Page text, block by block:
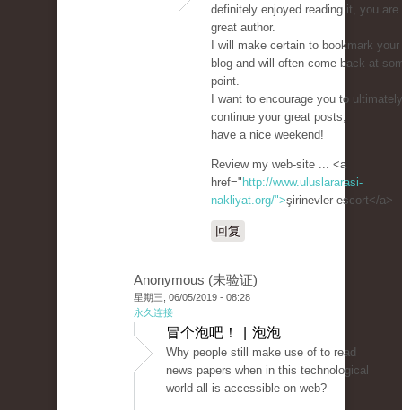
definitely enjoyed reading it, you are
great author.
I will make certain to bookmark your
blog and will often come back at
point.
I want to encourage you to ultimately
continue your great posts,
have a nice weekend!
Review my web-site ... <a
href=" http://www.uluslararasi-
nakliyat.org/">şirinevler escort</a>
回复
Anonymous (未验证)
星期三, 06/05/2019 - 08:28
永久连接
冒个泡吧！ | 泡泡
Why people still make use of to read
news papers when in this technological
world all is accessible on web?